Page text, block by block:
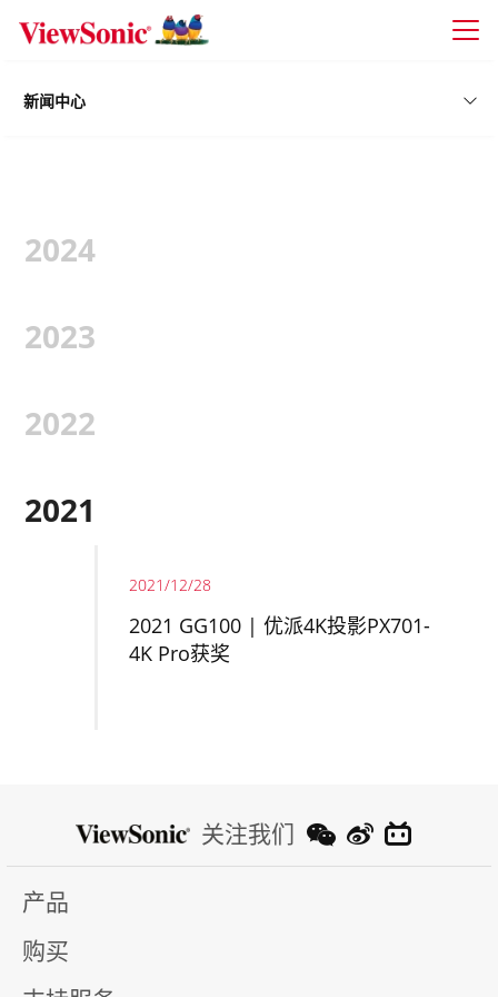
Skip to main content
新闻中心
2024
2023
2022
2021
2021/12/28
2021 GG100 | 优派4K投影PX701-
4K Pro获奖
关注我们
产品
购买